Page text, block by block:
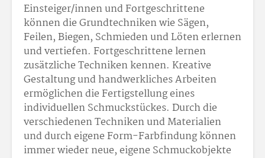
Einsteiger/innen und Fortgeschrittene
können die Grundtechniken wie Sägen,
Feilen, Biegen, Schmieden und Löten erlernen
und vertiefen. Fortgeschrittene lernen
zusätzliche Techniken kennen. Kreative
Gestaltung und handwerkliches Arbeiten
ermöglichen die Fertigstellung eines
individuellen Schmuckstückes. Durch die
verschiedenen Techniken und Materialien
und durch eigene Form-Farbfindung können
immer wieder neue, eigene Schmuckobjekte